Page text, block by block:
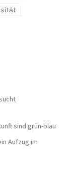
sind grün-blau
Aufzug im